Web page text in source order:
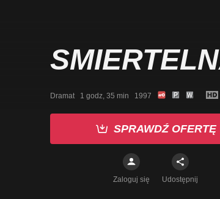
Dramat   1 godz, 35 min   1997
SPRAWDŹ OFERTĘ
Zaloguj się Udostępnij